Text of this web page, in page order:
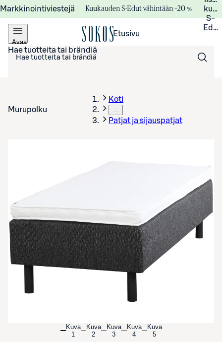
Markkinointiviestejä Kuukauden S-Edut vähintään –20 %
S-
Avaa
valikko
Etusivu
Hae tuotteita tai brändiä
Murupolku
Koti
…
Patjat ja sijauspatjat
Avaa tuotekuva suurennettuna
Kuva
1
Kuva
2
Kuva
3
Kuva
4
Kuva
5